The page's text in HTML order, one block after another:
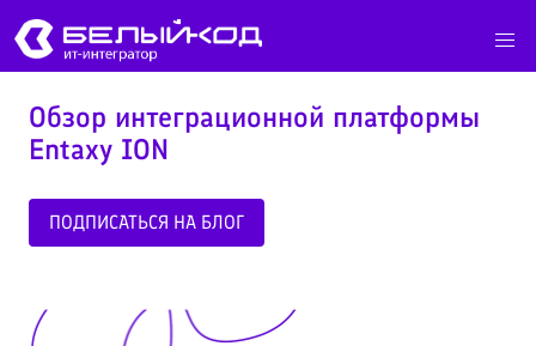
Обзор интеграционной платформы
Entaxy ION
ПОДПИСАТЬСЯ НА БЛОГ